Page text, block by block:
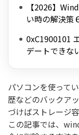
【2026】
い時の解決策
0xC1900101
デートできな
パソコンを使って
歴などのバックア
づけばストレージ
この記事では、